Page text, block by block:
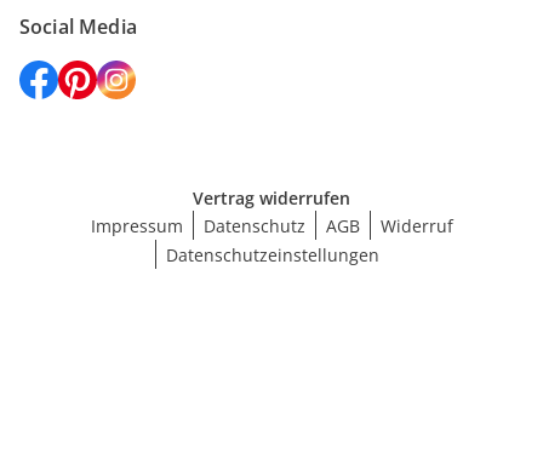
Social Media
Vertrag widerrufen
Impressum
Datenschutz AGB
Widerruf
Datenschutzeinstellungen